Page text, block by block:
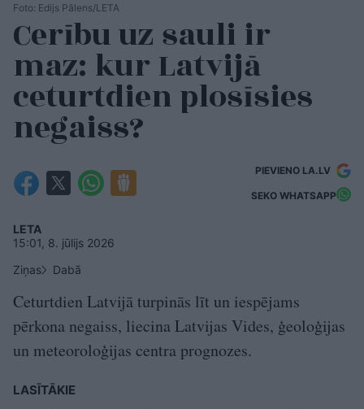
Foto: Edijs Pālens/LETA
Cerību uz sauli ir
maz: kur Latvijā
ceturtdien plosīsies
negaiss?
PIEVIENO LA.LV
SEKO WHATSAPP
LETA
15:01, 8. jūlijs 2026
Ziņas
Dabā
Ceturtdien Latvijā turpinās līt un iespējams
pērkona negaiss, liecina Latvijas Vides, ģeoloģijas
un meteoroloģijas centra prognozes.
LASĪTĀKIE